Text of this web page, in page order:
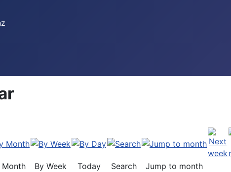
Month By Week Today Search
Jump to month